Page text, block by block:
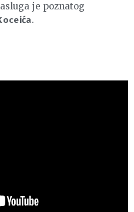
je poznatog
.